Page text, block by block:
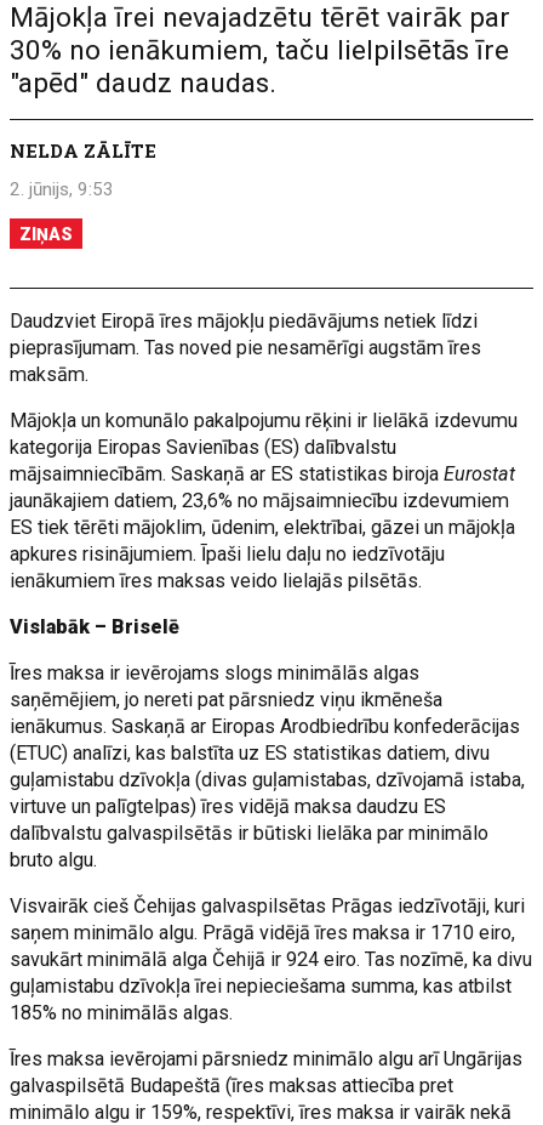
Mājokļa īrei nevajadzētu tērēt vairāk par
30% no ienākumiem, taču lielpilsētās īre
"apēd" daudz naudas.
NELDA ZĀLĪTE
2. jūnijs, 9:53
ZIŅAS
Daudzviet Eiropā īres mājokļu piedāvājums netiek līdzi
pieprasījumam. Tas noved pie nesamērīgi augstām īres
maksām.
Mājokļa un komunālo pakalpojumu rēķini ir lielākā izdevumu
kategorija Eiropas Savienības (ES) dalībvalstu
mājsaimniecībām. Saskaņā ar ES statistikas birojaEurostat
jaunākajiem datiem, 23,6% no mājsaimniecību izdevumiem
ES tiek tērēti mājoklim, ūdenim, elektrībai, gāzei un mājokļa
apkures risinājumiem. Īpaši lielu daļu no iedzīvotāju
ienākumiem īres maksas veido lielajās pilsētās.
Vislabāk – Briselē
Īres maksa ir ievērojams slogs minimālās algas
saņēmējiem, jo nereti pat pārsniedz viņu ikmēneša
ienākumus. Saskaņā ar Eiropas Arodbiedrību konfederācijas
(ETUC) analīzi, kas balstīta uz ES statistikas datiem, divu
guļamistabu dzīvokļa (divas guļamistabas, dzīvojamā istaba,
virtuve un palīgtelpas) īres vidējā maksa daudzu ES
dalībvalstu galvaspilsētās ir būtiski lielāka par minimālo
bruto algu.
Visvairāk cieš Čehijas galvaspilsētas Prāgas iedzīvotāji, kuri
saņem minimālo algu. Prāgā vidējā īres maksa ir 1710 eiro,
savukārt minimālā alga Čehijā ir 924 eiro. Tas nozīmē, ka divu
guļamistabu dzīvokļa īrei nepieciešama summa, kas atbilst
185% no minimālās algas.
Īres maksa ievērojami pārsniedz minimālo algu arī Ungārijas
galvaspilsētā Budapeštā (īres maksas attiecība pret
minimālo algu ir 159%, respektīvi, īres maksa ir vairāk nekā